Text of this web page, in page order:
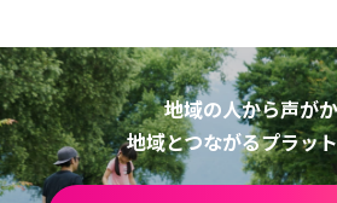
地域の人から声が
地域とつながるプラッ